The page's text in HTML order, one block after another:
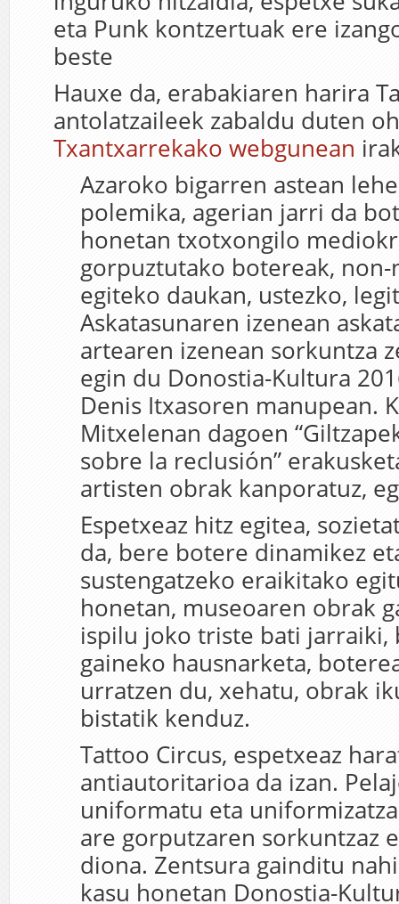
eta Punk kontzertuak ere
beste
Hauxe da, erabakiaren harira
antolatzaileek zabaldu duten
Txantxarrekako webgunean
Azaroko bigarren astean
polemika, agerian jarri da
honetan txotxongilo
gorpuztutako botereak, non-
egiteko daukan, ustezko,
Askatasunaren izenean
artearen izenean sorkuntza
egin du Donostia-Kultura
Denis Itxasoren manupean.
Mitxelenan dagoen
sobre la reclusión”
artisten obrak kanporatuz,
Espetxeaz hitz egitea,
da, bere botere dinamikez
sustengatzeko eraikitako
honetan, museoaren obrak
ispilu joko triste bati jarraiki,
gaineko hausnarketa,
urratzen du, xehatu, obrak
bistatik kenduz.
Tattoo Circus, espetxeaz
antiautoritarioa da izan.
uniformatu eta
are gorputzaren sorkuntzaz
diona. Zentsura gainditu
kasu honetan Donostia-